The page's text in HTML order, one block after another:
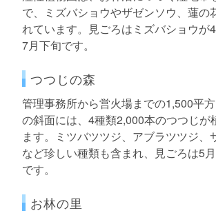
で、ミズバショウやザゼンソウ、蓮の
れています。見ごろはミズバショウが
7月下旬です。
つつじの森
管理事務所から営火場までの1,500平
の斜面には、4種類2,000本のつつじが
ます。ミツバツツジ、アブラツツジ、
など珍しい種類も含まれ、見ごろは5
です。
お林の里